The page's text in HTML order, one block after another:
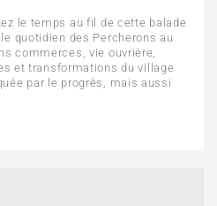
le temps au fil de cette balade
quotidien des Percherons au
commerces, vie ouvrière,
et transformations du village
par le progrès, mais aussi